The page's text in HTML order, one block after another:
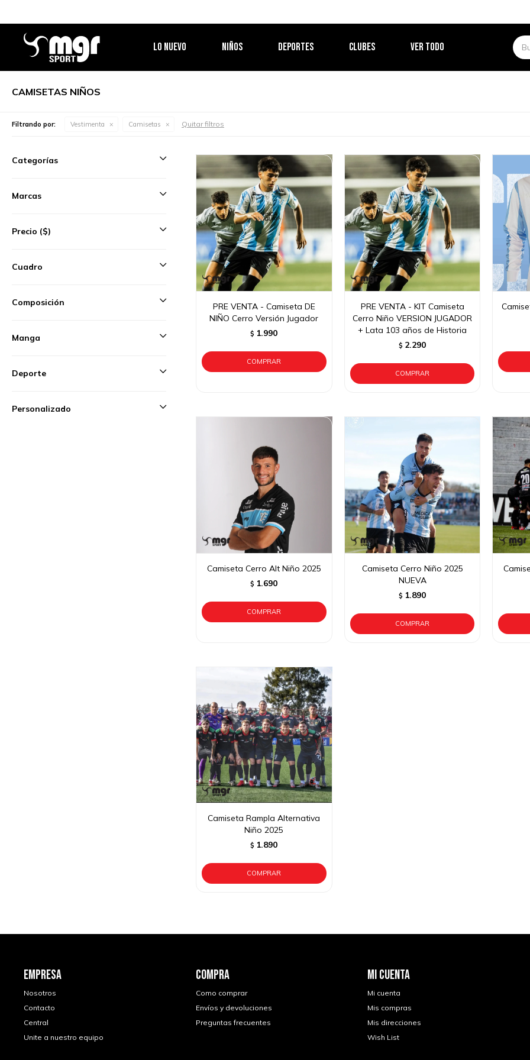
LO NUEVO NIÑOS DEPORTES CLUBES VER TODO
CAMISETAS NIÑOS
Filtrando por: Vestimenta Camisetas Quitar filtros
PRE VENTA - Camiseta DE
NIÑO Cerro Versión Jugador
$ 1.990
PRE VENTA - KIT Camiseta
Cerro Niño VERSION JUGADOR
+ Lata 103 años de Historia
$ 2.290
Camiseta Cerro Alt Niño 2025
$ 1.690
Camiseta Cerro Niño 2025
NUEVA
$ 1.890
Camiseta Rampla Alternativa
Niño 2025
$ 1.890
Categorías
Marcas
Precio ($)
Cuadro
Composición
Manga
Deporte
Personalizado
EMPRESA
Nosotros
Contacto
Central
Unite a nuestro equipo
COMPRA
Como comprar
Envíos y devoluciones
Preguntas frecuentes
MI CUENTA
Mi cuenta
Mis compras
Mis direcciones
Wish List